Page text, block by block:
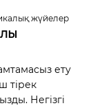
жүйелер
ету
тірек
Негізгі